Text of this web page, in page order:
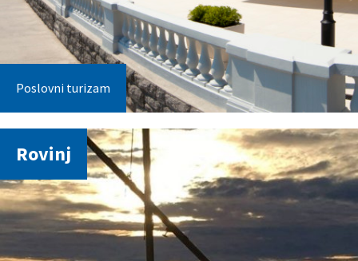
Poslovni turizam
Rovinj